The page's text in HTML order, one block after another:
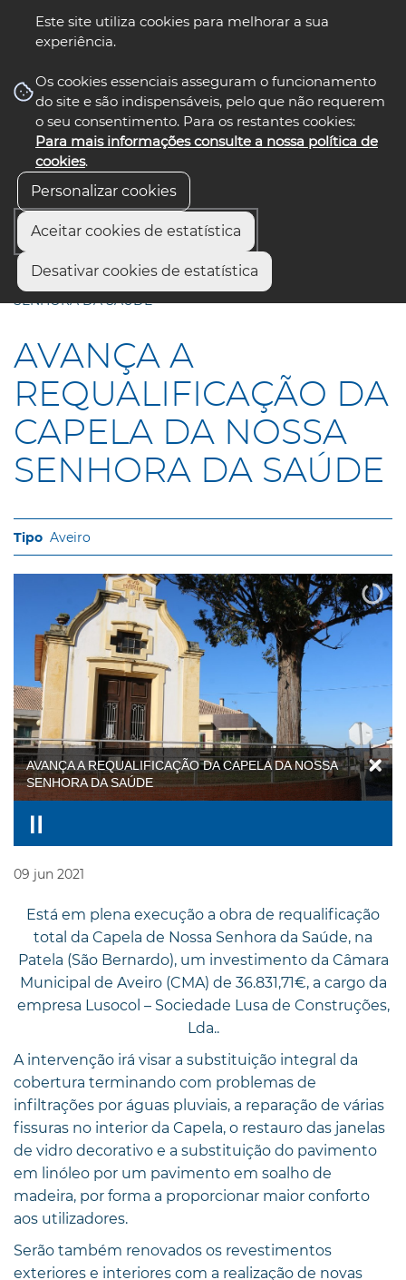
Este site utiliza cookies para melhorar a sua
experiência.
Os cookies essenciais asseguram o funcionamento
do site e são indispensáveis, pelo que não requerem
o seu consentimento. Para os restantes cookies:
Para mais informações consulte a nossa política de
cookies.
Personalizar cookies
Aceitar cookies de estatística
Desativar cookies de estatística
nos select language
Início
AVANÇA A REQUALIFICAÇÃO DA CAPELA DA NOSSA
SENHORA DA SAÚDE
AVANÇA A
REQUALIFICAÇÃO DA
CAPELA DA NOSSA
SENHORA DA SAÚDE
Aveiro
AVANÇA A REQUALIFICAÇÃO DA CAPELA DA NOSSA
SENHORA DA SAÚDE
09 jun 2021
Está em plena execução a obra de requalificação
total da Capela de Nossa Senhora da Saúde, na
Patela (São Bernardo), um investimento da Câmara
Municipal de Aveiro (CMA) de 36.831,71€, a cargo da
empresa Lusocol – Sociedade Lusa de Construções,
Lda..
A intervenção irá visar a substituição integral da
cobertura terminando com problemas de
infiltrações por águas pluviais, a reparação de várias
fissuras no interior da Capela, o restauro das janelas
de vidro decorativo e a substituição do pavimento
em linóleo por um pavimento em soalho de
madeira, por forma a proporcionar maior conforto
aos utilizadores.
Serão também renovados os revestimentos
exteriores e interiores com a realização de novas